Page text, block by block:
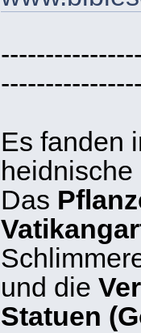
Es fanden
Das
und die
Statuen